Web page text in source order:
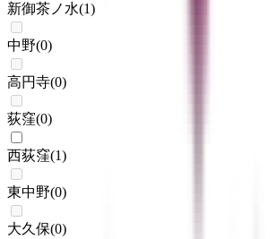
新御茶ノ水(1)
中野(0)
高円寺(0)
荻窪(0)
西荻窪(1)
東中野(0)
大久保(0)